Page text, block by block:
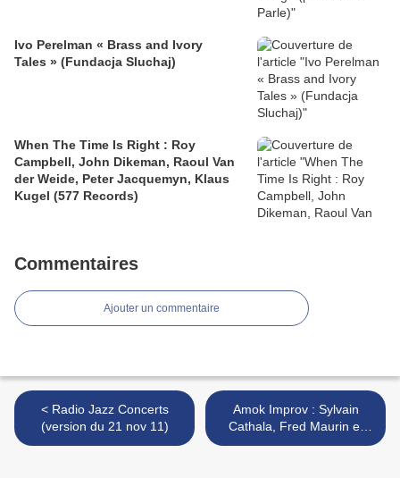
Ivo Perelman « Brass and Ivory
Tales » (Fundacja Sluchaj)
When The Time Is Right : Roy
Campbell, John Dikeman, Raoul Van
der Weide, Peter Jacquemyn, Klaus
Kugel (577 Records)
Commentaires
Ajouter un commentaire
< Radio Jazz Concerts
(version du 21 nov 11)
Amok Improv : Sylvain
Cathala, Fred Maurin et
leurs invités >